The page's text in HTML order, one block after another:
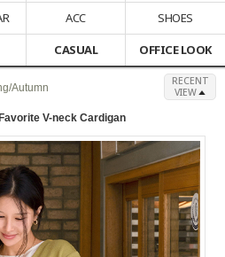
ACC
SHOES
CASUAL OFFICE LOOK
Autumn
RECENT
VIEW
V-neck Cardigan